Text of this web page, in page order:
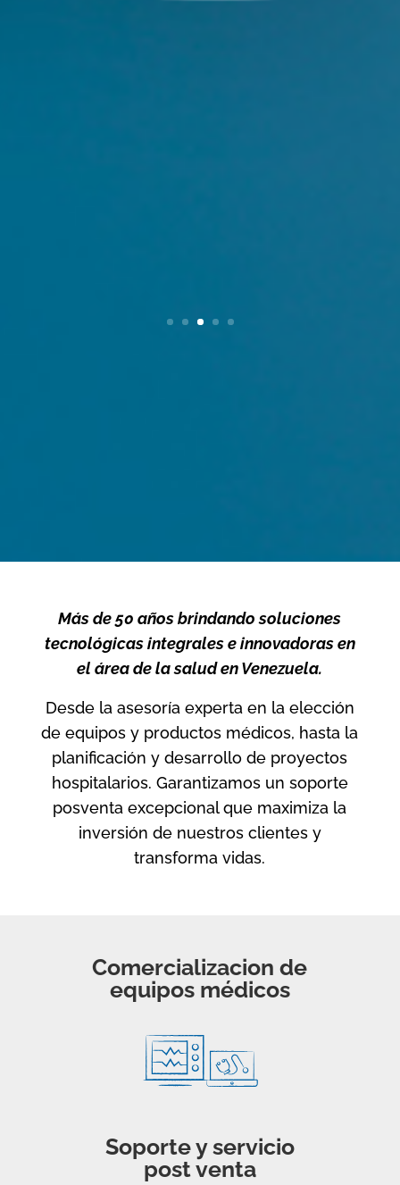
Más de 50 años brindando soluciones
tecnológicas integrales e innovadoras en
el área de la salud en Venezuela.
Desde la asesoría experta en la elección
de equipos y productos médicos, hasta la
planificación y desarrollo de proyectos
hospitalarios. Garantizamos un soporte
posventa excepcional que maximiza la
inversión de nuestros clientes y
transforma vidas.
Comercializacion de
equipos médicos
Soporte y servicio
post venta